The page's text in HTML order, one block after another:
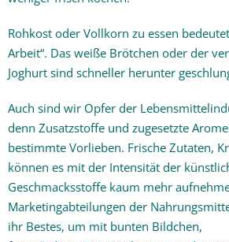
Rohkost oder Vollkorn zu essen
Arbeit“. Das weiße Brötchen oder der
Joghurt sind schneller herunter
Auch sind wir Opfer der
denn Zusatzstoffe und zugesetzte
bestimmte Vorlieben. Frische Zutaten,
können es mit der Intensität der
Geschmacksstoffe kaum mehr
Marketingabteilungen der
ihr Bestes, um mit bunten Bildchen,